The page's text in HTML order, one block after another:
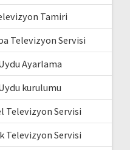
Tamiri
Televizyon Servisi
Ayarlama
kurulumu
Televizyon Servisi
Televizyon Servisi